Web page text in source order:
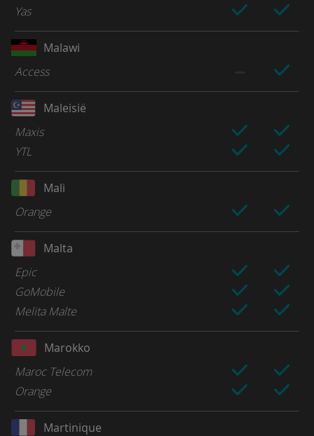
Yas
Malawi
Access
Maleisië
Maxis
YTL
Mali
Orange
Malta
Epic
GoMobile
Melita Malte
Marokko
Maroc Telecom
Orange
Martinique